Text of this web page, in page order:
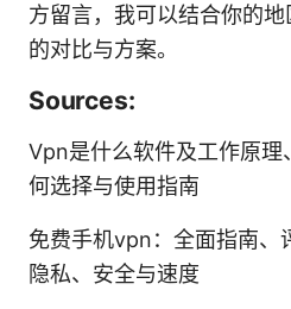
方留言，我可以结合你的
的对比与方案。
Sources:
Vpn是什么软件及工作原理
何选择与使用指南
免费手机vpn：全面指南、
隐私、安全与速度